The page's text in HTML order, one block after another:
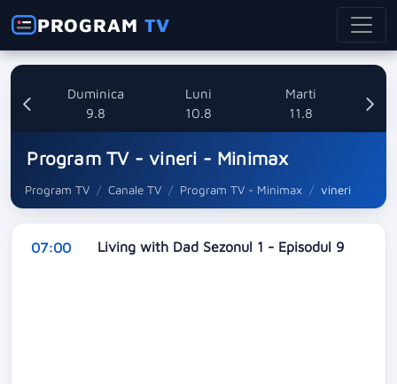
PROGRAMTV
Duminica
9.8
Luni
10.8
Marti
11.8
Program TV - vineri - Minimax
Program TV Canale TV Program TV - Minimax vineri
07:00 Living with Dad Sezonul 1 - Episodul 9